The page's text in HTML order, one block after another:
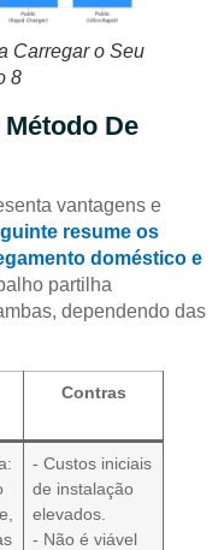
Carregar o Seu
8
De
vantagens e
resume os
doméstico e
partilha
dependendo das
Contras
- Custos iniciais
de instalação
elevados.
- Não é viável
Bahasa Indonesia
Deutsch